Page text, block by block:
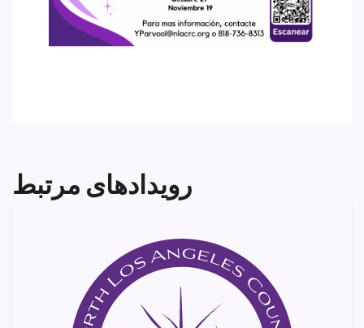
رویدادهای مرتبط